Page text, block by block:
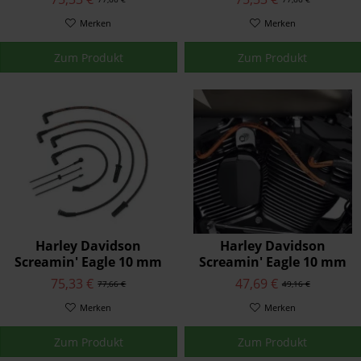
31600109
Merken
Zum Produkt
31600110
Merken
Zum Produkt
Harley Davidson
Screamin' Eagle 10 mm
Phat Zündkerzenkabel
31600108
77,66 €
75,33 €
Merken
Zum Produkt
Harley Davidson
Screamin' Eagle 10 mm
Phat Zündkerzenkabel
31902-08A
49,16 €
47,69 €
Merken
Zum Produkt